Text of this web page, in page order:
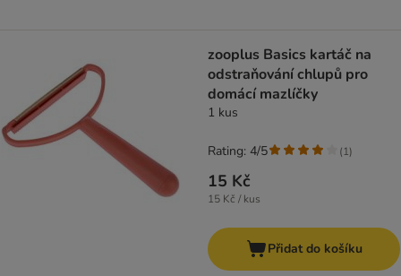
zooplus Basics kartáč na
odstraňování chlupů pro
domácí mazlíčky
1 kus
15 Kč
15 Kč / kus
Rating: 4/5 (1)
Přidat do košíku